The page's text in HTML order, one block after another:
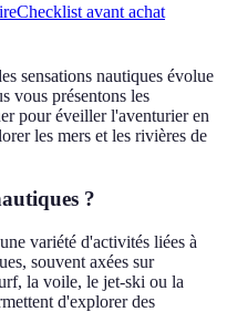
Checklist avant achat
sensations nautiques évolue
vous présentons les
pour éveiller l'aventurier en
les mers et les rivières de
?
variété d'activités liées à
souvent axées sur
la voile, le jet-ski ou la
d'explorer des